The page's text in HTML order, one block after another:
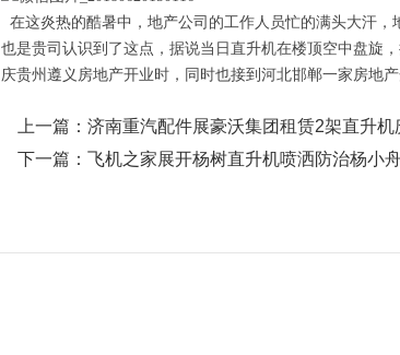
1 2 3
在这炎热的酷暑中，地产公司的工作人员忙的满头大汗
也是贵司认识到了这点，据说当日直升机在楼顶空中盘旋
庆贵州 遵义 房地产开业时 ， 同时也接到河北邯郸一家房地
上一篇： 济南重汽配件展豪沃集团租赁2架直升机
下一篇： 飞机之家展开杨树直升机喷洒防治杨小